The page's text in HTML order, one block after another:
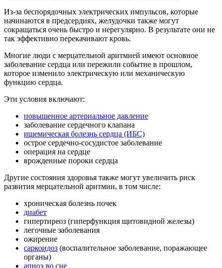
Из-за беспорядочных электрических импульсов, которые
начинаются в предсердиях, желудочки также могут
сокращаться очень быстро и нерегулярно. В результате они не
так эффективно перекачивают кровь.
Многие люди с мерцательной аритмией имеют основное
заболевание сердца или пережили событие в прошлом,
которое изменило электрическую или механическую
функцию сердца.
Эти условия включают:
повышенное артериальное давление
заболевание сердечного клапана
ишемическая болезнь сердца (ИБС)
острое сердечно-сосудистое заболевание
операция на сердце
врожденные пороки сердца
Другие состояния здоровья также могут увеличить риск
развития мерцательной аритмии, в том числе:
хроническая болезнь почек
диабет
гипертиреоз (гиперфункция щитовидной железы)
легочные заболевания
ожирение
саркоидоз (воспалительное заболевание, поражающее
органы)
апноэ во сне